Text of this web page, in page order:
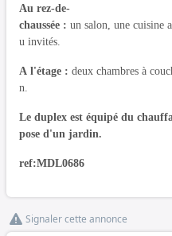
Au rez-de-
chaussée : un salon, une cuisine
u invités.
A l'étage : deux chambres à
n.
Le duplex est équipé du
pose d'un jardin.
ref:MDL0686
Signaler cette annonce